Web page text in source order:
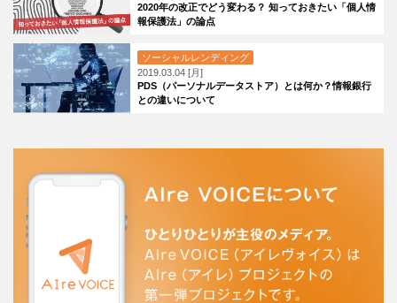
2020年の改正でどう変わる？ 知っておきたい「個人情
報保護法」の論点
ソーシャルレンディング
2019.03.04 [月]
PDS（パーソナルデータストア）とは何か？情報銀行
との違いについて